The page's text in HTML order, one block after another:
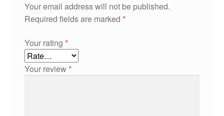
Your email address will not be published.
Required fields are marked *
Your rating *
Your review*